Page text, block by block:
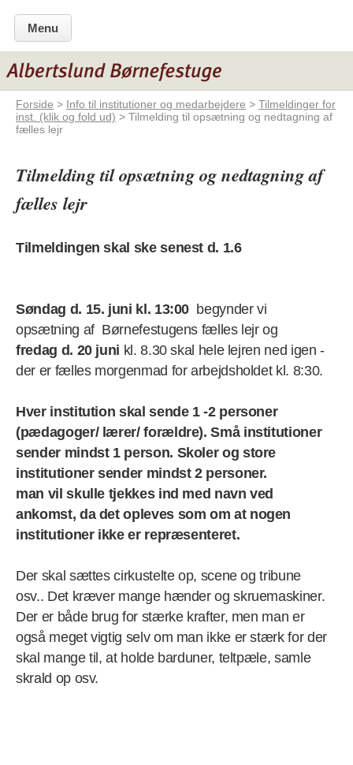
Menu
Forside > Info til institutioner og medarbejdere >Tilmeldinger for
inst. (klik og fold ud) > Tilmelding til opsætning og nedtagning af
fælles lejr
Tilmelding til opsætning og nedtagning af
fælles lejr
Tilmeldingen skal ske senest d. 1.6
Søndag d. 15. juni kl. 13:00 begynder vi
opsætning af Børnefestugens fælles lejr og
fredag d. 20 juni kl. 8.30 skal hele lejren ned igen -
der er fælles morgenmad for arbejdsholdet kl. 8:30.
Hver institution skal sende 1 -2 personer
(pædagoger/ lærer/ forældre). Små institutioner
sender mindst 1 person. Skoler og store
institutioner sender mindst 2 personer.
man vil skulle tjekkes ind med navn ved
ankomst, da det opleves som om at nogen
institutioner ikke er repræsenteret.
Der skal sættes cirkustelte op, scene og tribune
osv.. Det kræver mange hænder og skruemaskiner.
Der er både brug for stærke krafter, men man er
også meget vigtig selv om man ikke er stærk for der
skal mange til, at holde barduner, teltpæle, samle
skrald op osv.